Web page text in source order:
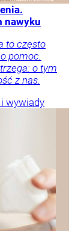
nawyku
to często
pomoc.
o tym
z nas.
wywiady